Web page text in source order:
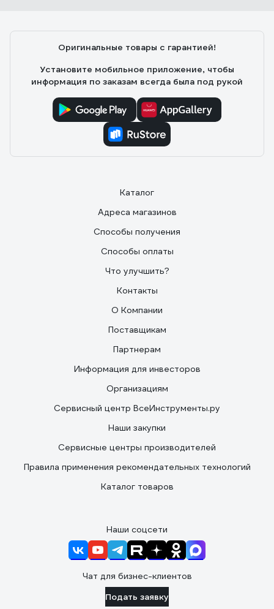
Оригинальные товары с гарантией!
Установите мобильное приложение, чтобы
информация по заказам всегда была под рукой
Каталог
Адреса магазинов
Способы получения
Способы оплаты
Что улучшить?
Контакты
О Компании
Поставщикам
Партнерам
Информация для инвесторов
Организациям
Сервисный центр ВсеИнструменты.ру
Наши закупки
Сервисные центры производителей
Правила применения рекомендательных технологий
Каталог товаров
Наши соцсети
Чат для бизнес-клиентов
Подать заявку